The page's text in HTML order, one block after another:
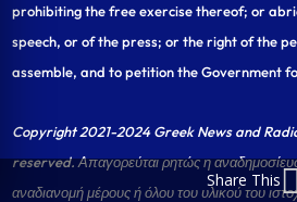
prohibiting the free exercise thereof; or
speech, or of the press; or the right of the
assemble, and to petition the Government
Copyright 2021-2024 Greek News and
reserved. Απαγορεύται ρητώς η
αναδιανομή μέρους ή όλου του υλικού του
Share This